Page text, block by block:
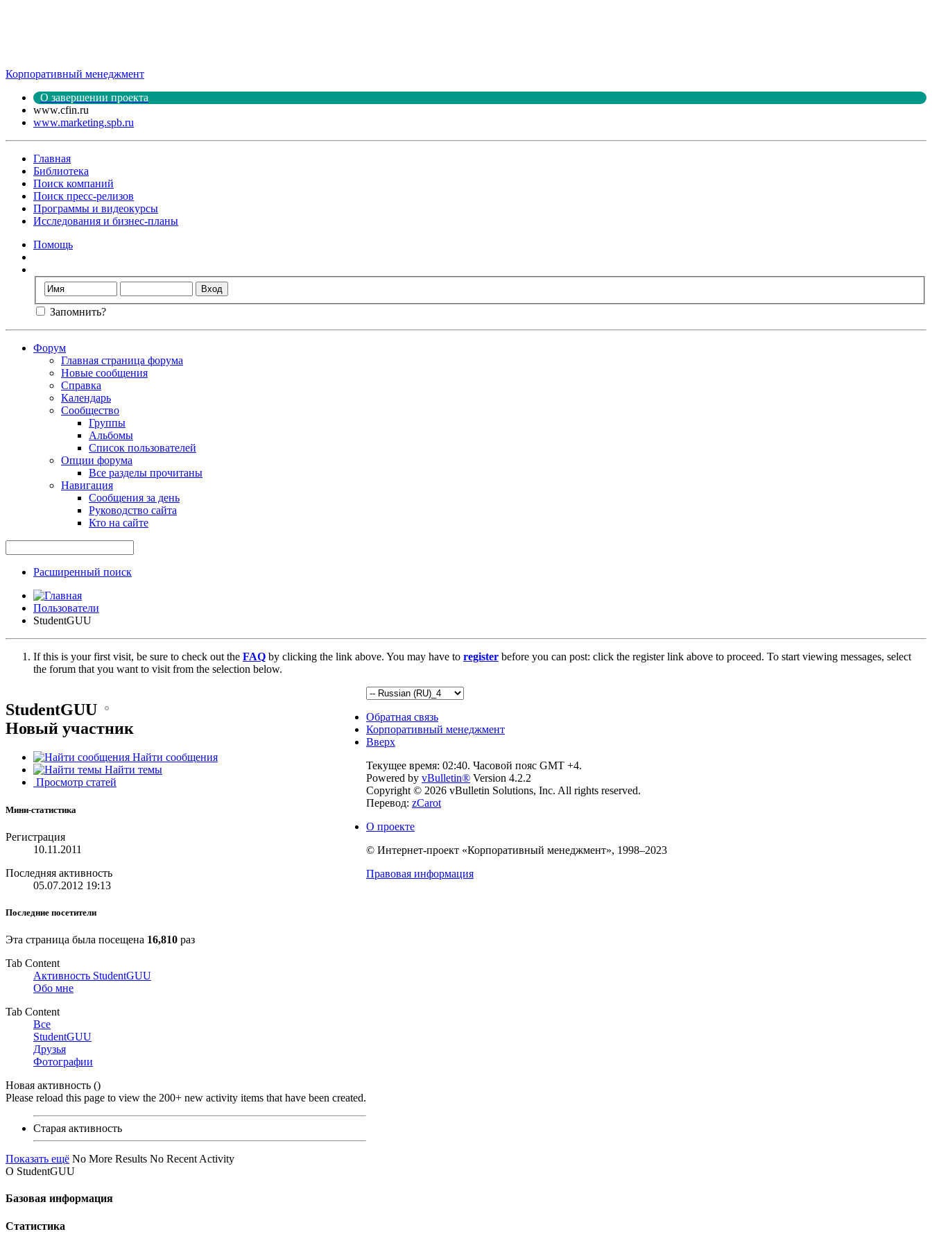
Корпоративный менеджмент
О завершении проекта
www.cfin.ru
www.marketing.spb.ru
Главная
Библиотека
Поиск компаний
Поиск пресс-релизов
Программы и видеокурсы
Исследования и бизнес-планы
Помощь
Запомнить?
Форум
Главная страница форума
Новые сообщения
Справка
Календарь
Сообщество
Группы
Альбомы
Список пользователей
Опции форума
Все разделы прочитаны
Навигация
Сообщения за день
Руководство сайта
Кто на сайте
Расширенный поиск
Пользователи
StudentGUU
If this is your first visit, be sure to check out the FAQ by clicking the link above. You may have to register before you can post: click the register link above to proceed. To start viewing messages, select
the forum that you want to visit from the selection below.
StudentGUU
Новый участник
Найти сообщения
Найти темы
Просмотр статей
Мини-статистика
Регистрация
10.11.2011
Последняя активность
05.07.2012 19:13
Последние посетители
Эта страница была посещена 16,810 раз
Tab Content
Активность StudentGUU
Обо мне
Tab Content
Все
StudentGUU
Друзья
Фотографии
Новая активность ()
Please reload this page to view the 200+ new activity items that have been created.
Старая активность
Показать ещё No More Results No Recent Activity
О StudentGUU
Базовая информация
Статистика
Обратная связь
Корпоративный менеджмент
Вверх
Текущее время: 02:40. Часовой пояс GMT +4.
Powered by vBulletin® Version 4.2.2
Copyright © 2026 vBulletin Solutions, Inc. All rights reserved.
Перевод: zCarot
О проекте
© Интернет-проект «Корпоративный менеджмент», 1998–2023
Правовая информация